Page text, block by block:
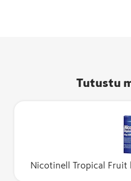
Tutustu
Nicotinell Tropical Fruit